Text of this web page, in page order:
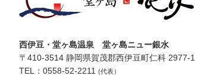
西伊豆・堂ヶ島温泉 堂ヶ島ニュー銀水
〒410-3514 静岡県賀茂郡西伊豆町仁科 2977-1
TEL：0558-52-2211 (代表）